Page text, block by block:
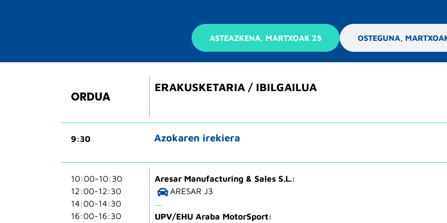
ASTEAZKENA, MARTXOAK 25 OSTEGUNA,
ORDUA
ERAKUSKETARIA / IBILGAILUA
9:30 Azokaren irekiera
10:00-10:30
12:00-12:30
14:00-14:30
16:00-16:30
Aresar Manufacturing & Sales S.L.:
ARESAR J3
UPV/EHU Araba MotorSport: